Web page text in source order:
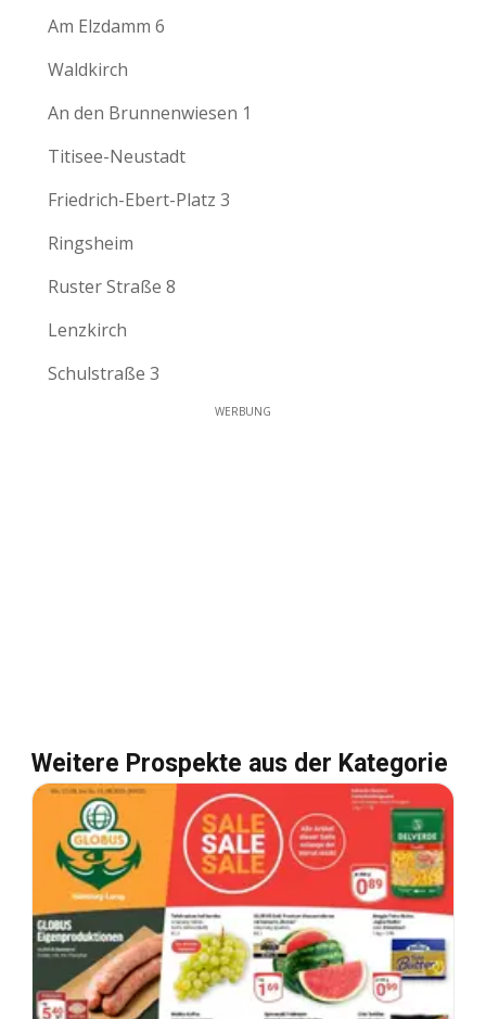
Am Elzdamm 6
Waldkirch
An den Brunnenwiesen 1
Titisee-Neustadt
Friedrich-Ebert-Platz 3
Ringsheim
Ruster Straße 8
Lenzkirch
Schulstraße 3
WERBUNG
Weitere Prospekte aus der Kategorie